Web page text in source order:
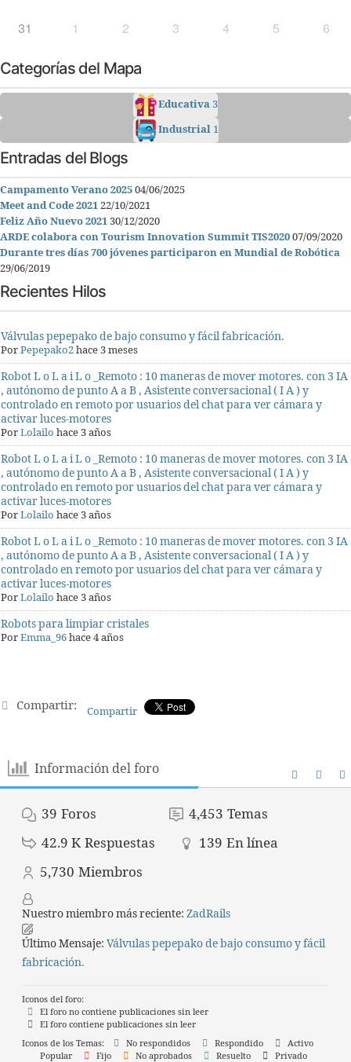
31 1 2 3 4 5 6
Categorías del Mapa
Educativa3
Industrial 1
Entradas del Blogs
Campamento Verano 202504/06/2025
Meet and Code 202122/10/2021
Feliz Año Nuevo 202130/12/2020
ARDE colabora con Tourism Innovation Summit TIS202007/09/2020
Durante tres días 700 jóvenes participaron en Mundial de Robótica
29/06/2019
Recientes Hilos
Válvulas pepepako de bajo consumo y fácil fabricación.
PorPepepako2hace 3 meses
Robot L o L a i L o _Remoto : 10 maneras de mover motores. con 3 IA
, autónomo de punto A a B , Asistente conversacional ( I A ) y
controlado en remoto por usuarios del chat para ver cámara y
activar luces-motores
PorLolailo hace 3 años
Robot L o L a i L o _Remoto : 10 maneras de mover motores. con 3 IA
, autónomo de punto A a B , Asistente conversacional ( I A ) y
controlado en remoto por usuarios del chat para ver cámara y
activar luces-motores
PorLolailo hace 3 años
Robot L o L a i L o _Remoto : 10 maneras de mover motores. con 3 IA
, autónomo de punto A a B , Asistente conversacional ( I A ) y
controlado en remoto por usuarios del chat para ver cámara y
activar luces-motores
PorLolailo hace 3 años
Robots para limpiar cristales
PorEmma_96hace 4 años
Compartir: Compartir
Información del foro
39 Foros 4,453 Temas
42.9 K Respuestas 139 En línea
5,730 Miembros
Nuestro miembro más reciente: ZadRails
Último Mensaje: Válvulas pepepako de bajo consumo y fácil
fabricación.
Iconos del foro:
El foro no contiene publicaciones sin leer
El foro contiene publicaciones sin leer
Iconos de los Temas:
No respondidos Respondido
Activo
Popular
Fijo No aprobados Resuelto Privado